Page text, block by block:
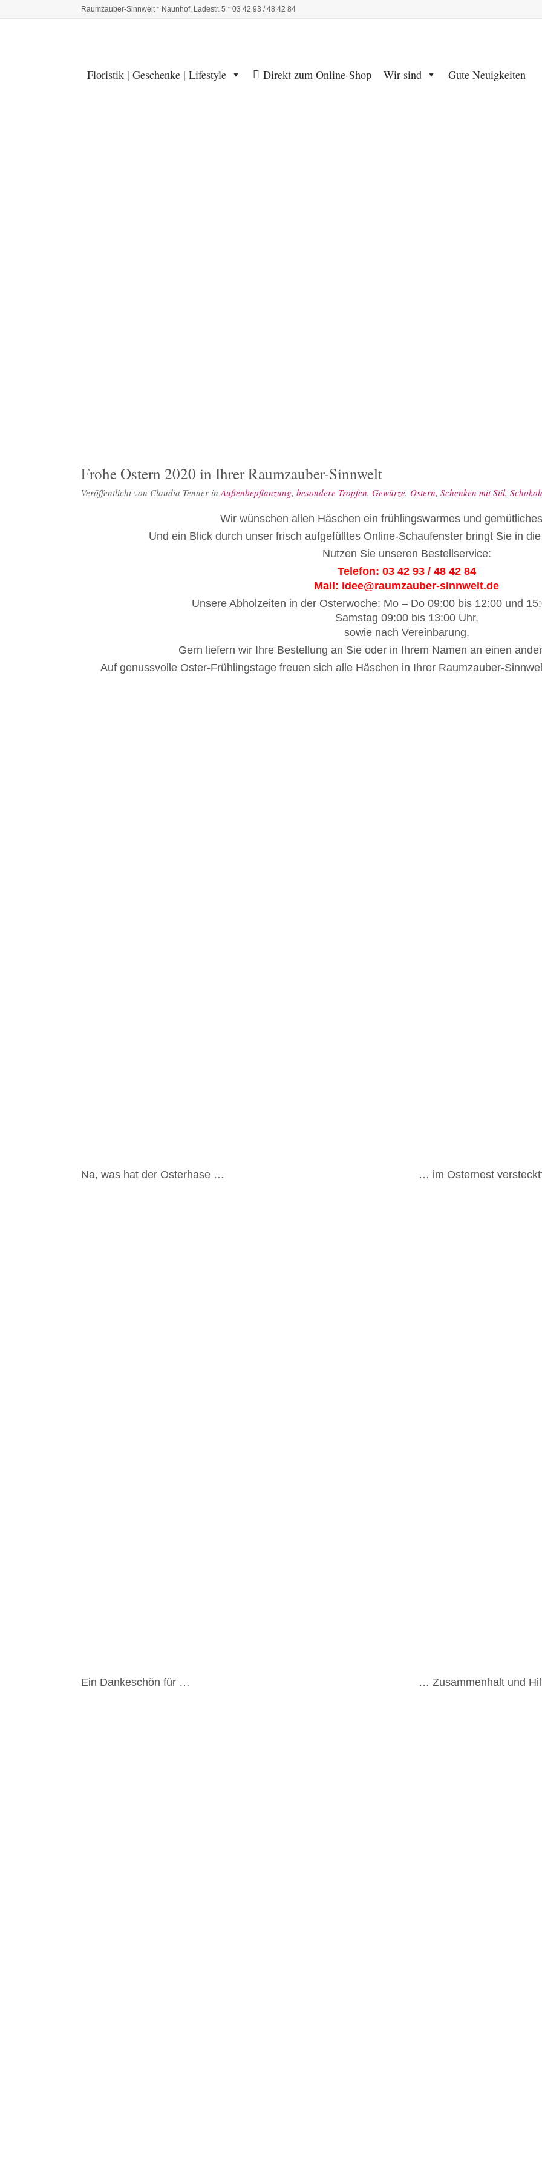
Raumzauber-Sinnwelt * Naunhof, Ladestr. 5 * 03 42 93 / 48 42 84
Floristik | Geschenke | Lifestyle Direkt zum Online-Shop Wir sind Gute Neuigkeiten
Frohe Ostern 2020 in Ihrer Raumzauber-Sinnwelt
Veröffentlicht von Claudia Tenner inAußenbepflanzung,besondere Tropfen,Gewürze, Ostern,Schenken mit Stil,
Wir wünschen allen Häschen ein frühlingswarmes und
Und ein Blick durch unser frisch aufgefülltes Online-Schaufenster bringt Sie in
Nutzen Sie unseren Bestellservice:
Telefon: 03 42 93 / 48 42 84
Mail: idee@raumzauber-sinnwelt.de
Unsere Abholzeiten in der Osterwoche: Mo – Do 09:00 bis 12:00 und
Samstag 09:00 bis 13:00 Uhr,
sowie nach Vereinbarung.
Gern liefern wir Ihre Bestellung an Sie oder in Ihrem Namen an einen
Auf genussvolle Oster-Frühlingstage freuen sich alle Häschen in Ihrer Raumzauber-
Na, was hat der Osterhase … … im Osternest
Ein Dankeschön für … … Zusammenhalt und